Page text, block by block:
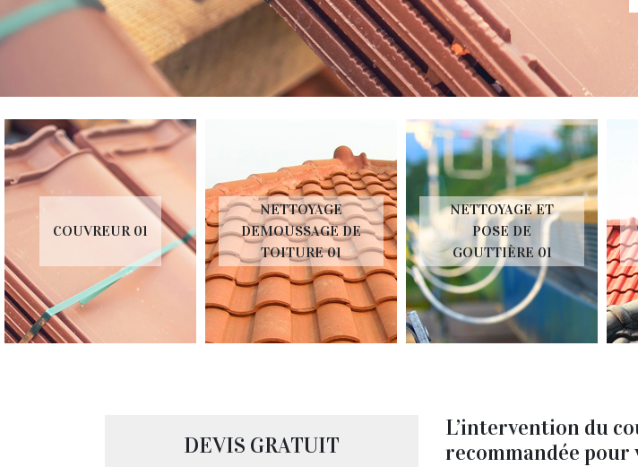
COUVREUR 01
NETTOYAGE
DEMOUSSAGE DE
TOITURE 01
NETTOYAGE ET
POSE DE
GOUTTIÈRE 01
DEVIS GRATUIT
L’intervention du
recommandée